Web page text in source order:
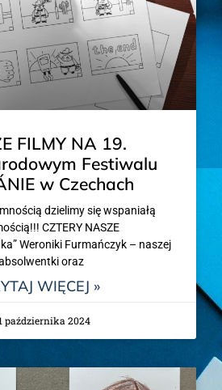
FILMY NA 19.
Festiwalu
w Czechach
dzielimy się wspaniałą
CZTERY NASZE
Weroniki Furmańczyk – naszej
oraz
WIĘCEJ »
października 2024